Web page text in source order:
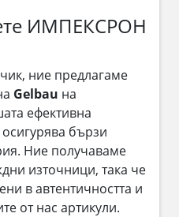
ИМПЕКСРОН
ние предлагаме
Gelbau на
ефективна
бързи
Ние получаваме
източници, така че
в автентичността и
от нас артикули.